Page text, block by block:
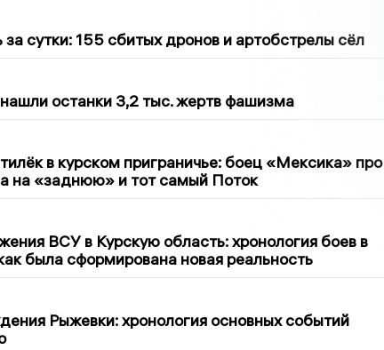
за сутки: 155 сбитых дронов и артобстрелы сёл
останки 3,2 тыс. жертв фашизма
в курском приграничье: боец «Мексика» про
на «заднюю» и тот самый Поток
ВСУ в Курскую область: хронология боев в
была сформирована новая реальность
Рыжевки: хронология основных событий